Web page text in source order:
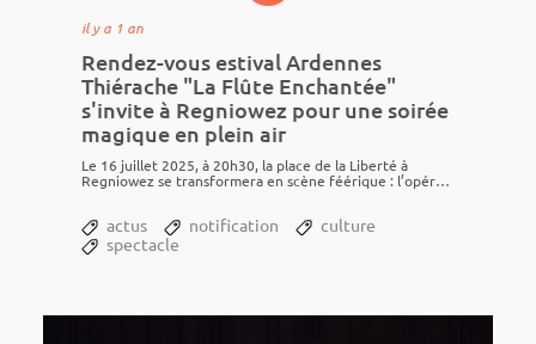
Rendez-vous estival Ardennes
Thiérache "La Flûte Enchantée"
s'invite à Regniowez pour une soirée
magique en plein air
il y a 1 an
Le 16 juillet 2025, à 20h30, la place de la Liberté à
Regnio­wez se trans­for­mera en scène féérique : l’opéra
actus notification
culture
spectacle